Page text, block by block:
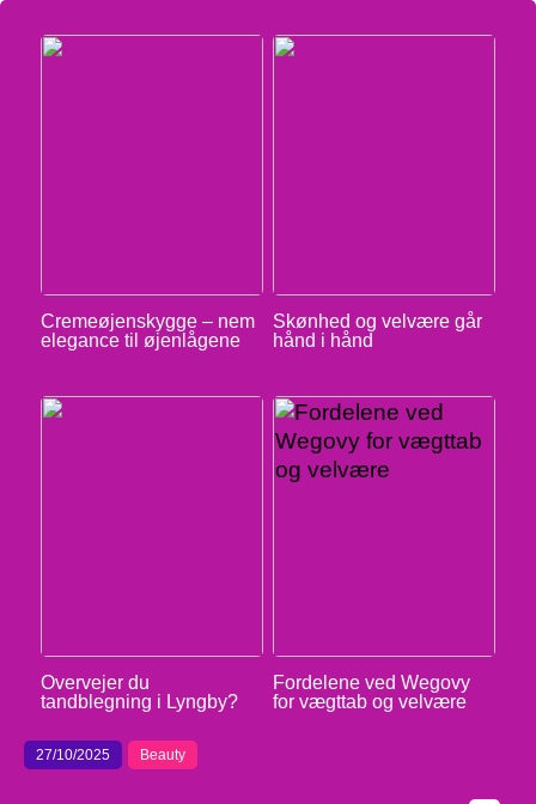
Cremeøjenskygge – nem
elegance til øjenlågene
Skønhed og velvære går
hånd i hånd
Overvejer du
tandblegning i Lyngby?
Fordelene ved Wegovy
for vægttab og velvære
27/10/2025 Beauty